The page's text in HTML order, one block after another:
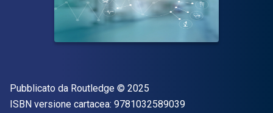
Editore
Pubblicato da Routledge Copyright
© 2025
ISBN versione cartacea: 9781032589039"ISBN-13